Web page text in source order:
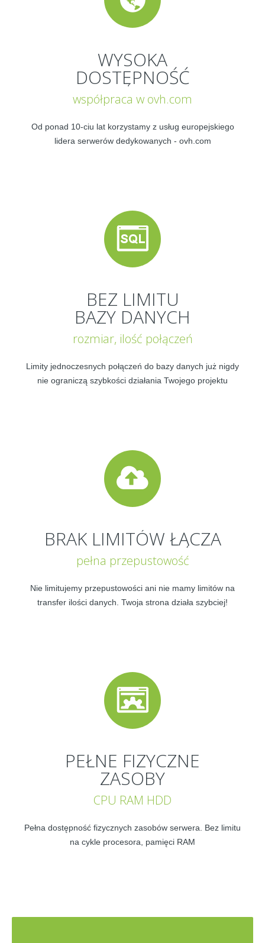
WYSOKA
DOSTĘPNOŚĆ
współpraca w ovh.com
Od ponad 10-ciu lat korzystamy z usług europejskiego
lidera serwerów dedykowanych - ovh.com
BEZ LIMITU
BAZY DANYCH
rozmiar, ilość połączeń
Limity jednoczesnych połączeń do bazy danych już nigdy
nie ograniczą szybkości działania Twojego projektu
BRAK LIMITÓW ŁĄCZA
pełna przepustowość
Nie limitujemy przepustowości ani nie mamy limitów na
transfer ilości danych. Twoja strona działa szybciej!
PEŁNE FIZYCZNE
ZASOBY
CPU RAM HDD
Pełna dostępność fizycznych zasobów serwera. Bez limitu
na cykle procesora, pamięci RAM